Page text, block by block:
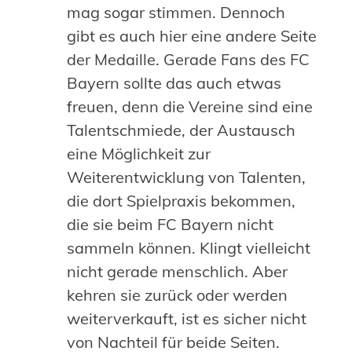
mag sogar stimmen. Dennoch
gibt es auch hier eine andere Seite
der Medaille. Gerade Fans des FC
Bayern sollte das auch etwas
freuen, denn die Vereine sind eine
Talentschmiede, der Austausch
eine Möglichkeit zur
Weiterentwicklung von Talenten,
die dort Spielpraxis bekommen,
die sie beim FC Bayern nicht
sammeln können. Klingt vielleicht
nicht gerade menschlich. Aber
kehren sie zurück oder werden
weiterverkauft, ist es sicher nicht
von Nachteil für beide Seiten.